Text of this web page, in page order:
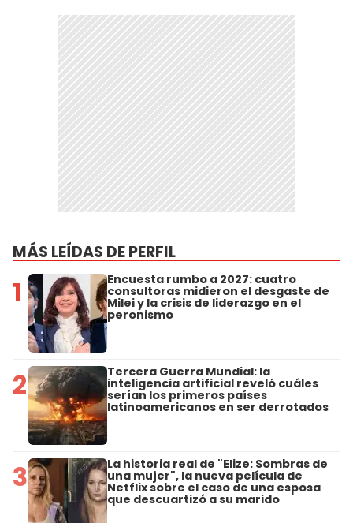
MÁS LEÍDAS DE PERFIL
1 Encuesta rumbo a 2027: cuatro
consultoras midieron el desgaste de
Milei y la crisis de liderazgo en el
peronismo
2 Tercera Guerra Mundial: la
inteligencia artificial reveló cuáles
serían los primeros países
latinoamericanos en ser derrotados
3 La historia real de "Elize: Sombras de
una mujer", la nueva película de
Netflix sobre el caso de una esposa
que descuartizó a su marido